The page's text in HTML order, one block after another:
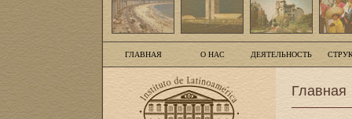
ГЛАВНАЯ О НАС ДЕЯТЕЛЬНОСТЬ
Главная